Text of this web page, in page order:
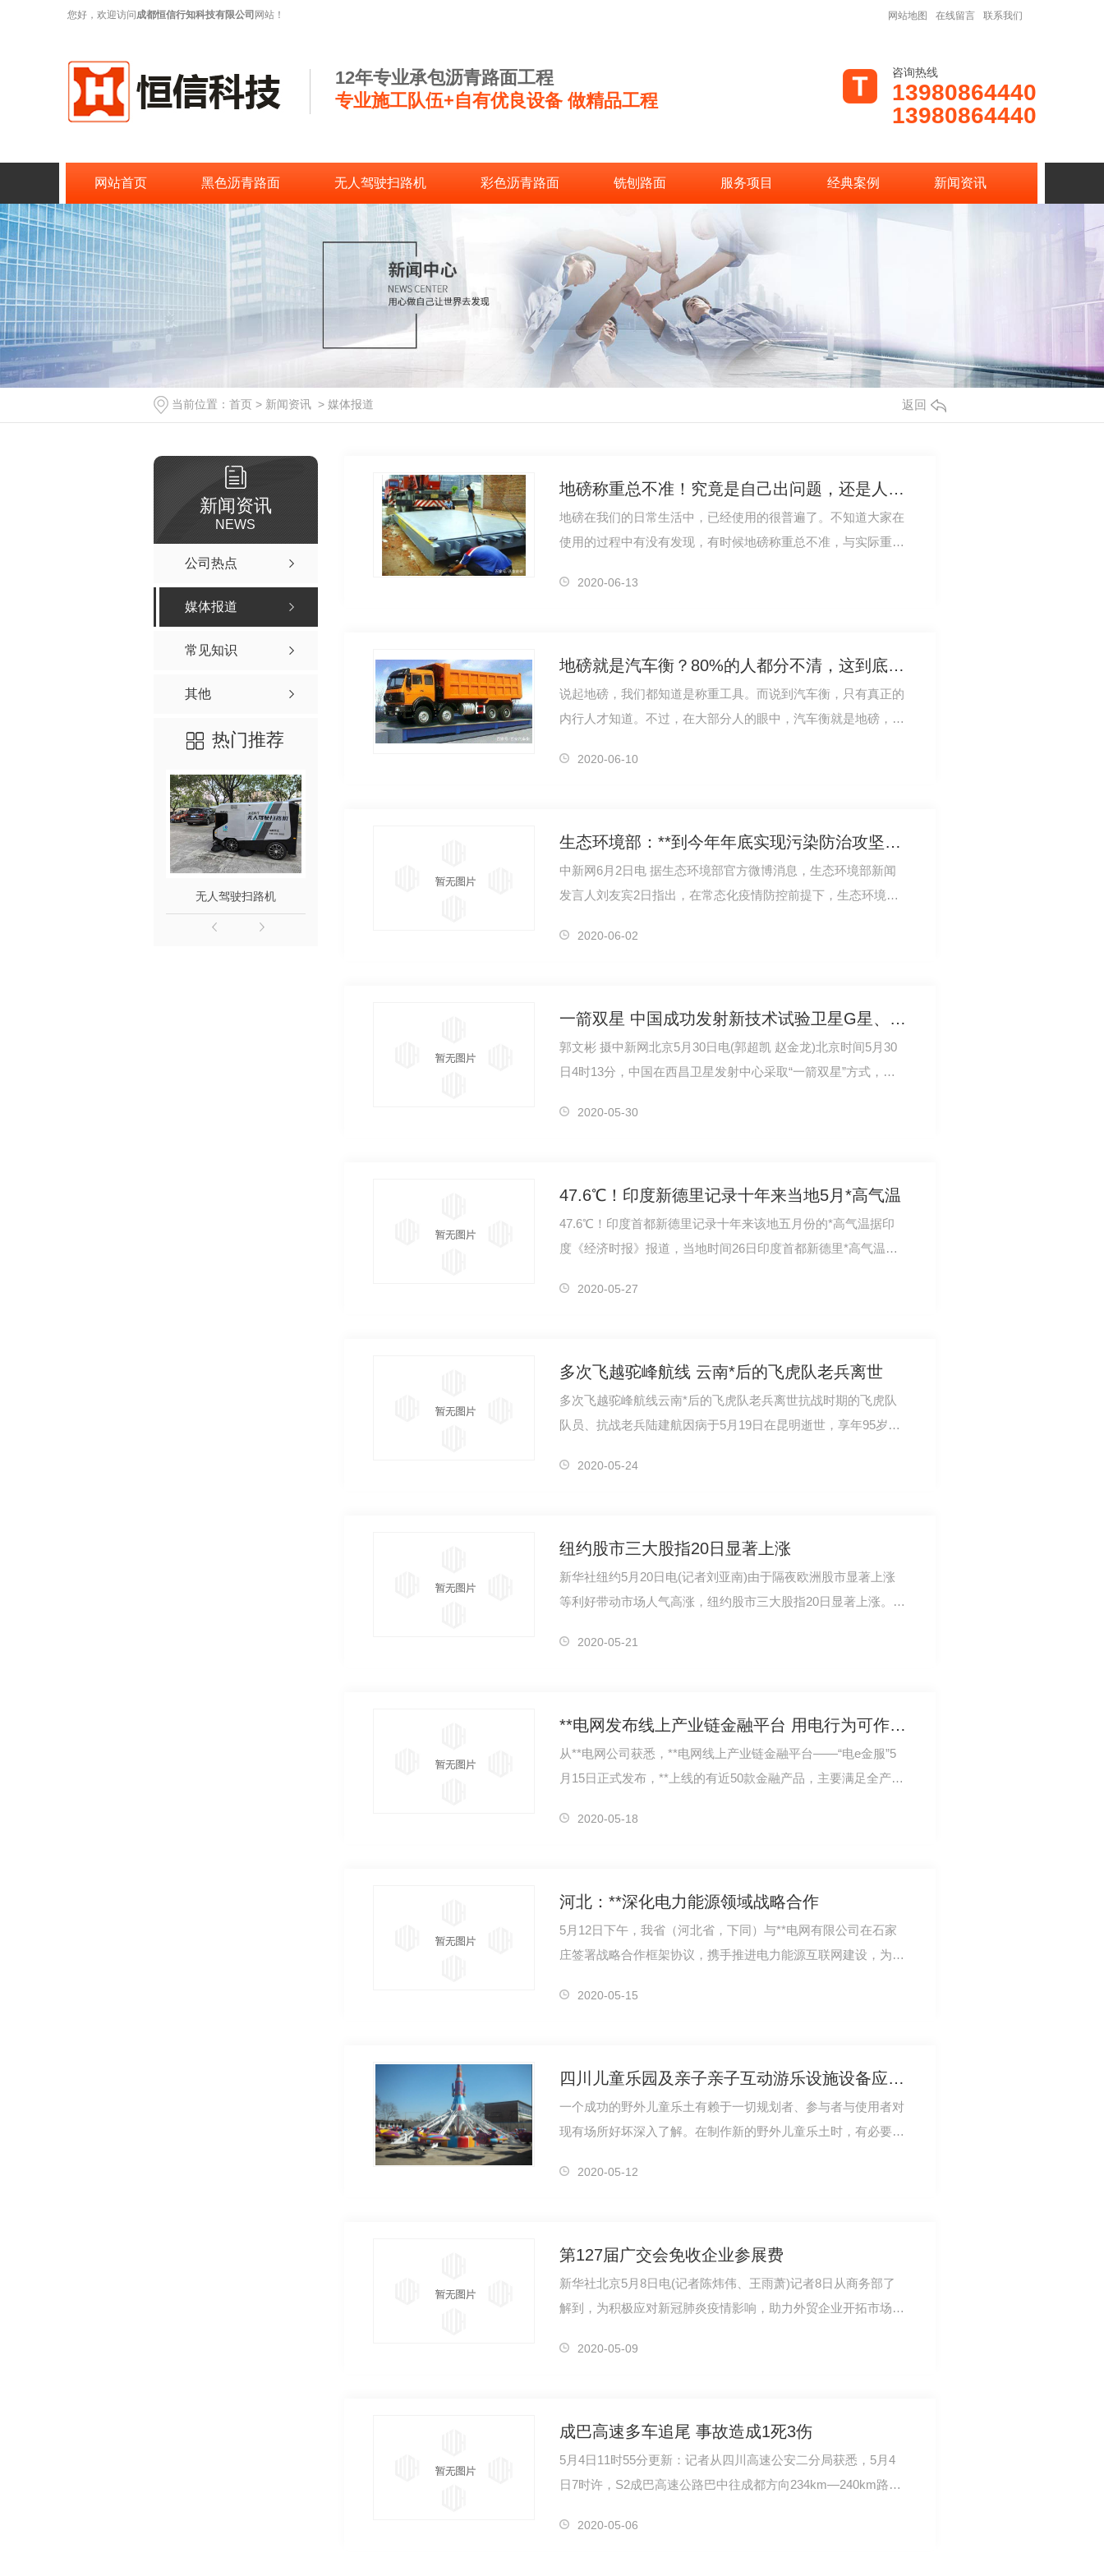
您好，欢迎访问成都恒信行知科技有限公司 网站！ 网站地图 在线留言 联系我们
12年专业承包沥青路面工程
专业施工队伍+自有优良设备 做精品工程
咨询热线
13980864440
13980864440
网站首页 黑色沥青路面 无人驾驶扫路机 彩色沥青路面 铣刨路面 服务项目 经典案例 新闻资讯
联系恒信
当前位置： 首页 > 新闻资讯 > 媒体报道 返回
新闻资讯
NEWS
公司热点
媒体报道
常见知识
其他
热门推荐
无人驾驶扫路机 成都市中草药研究所 成都铣刨路面
地磅称重总不准！究竟是自己出问题，还是人为干扰？
地磅在我们的日常生活中，已经使用的很普遍了。不知道大家在
使用的过程中有没有发现，有时候地磅称重总不准，与实际重量
2020-06-13
地磅就是汽车衡？80%的人都分不清，这到底是为什么？
说起地磅，我们都知道是称重工具。而说到汽车衡，只有真正的
内行人才知道。不过，在大部分人的眼中，汽车衡就是地磅，地
2020-06-10
生态环境部：**到今年年底实现污染防治攻坚战阶段性目标
中新网6月2日电 据生态环境部官方微博消息，生态环境部新闻
发言人刘友宾2日指出，在常态化疫情防控前提下，生态环境部
2020-06-02
一箭双星 中国成功发射新技术试验卫星G星、H星
郭文彬 摄中新网北京5月30日电(郭超凯 赵金龙)北京时间5月30
日4时13分，中国在西昌卫星发射中心采取“一箭双星”方式，用
2020-05-30
47.6℃！印度新德里记录十年来当地5月*高气温
47.6℃！印度首都新德里记录十年来该地五月份的*高气温据印
度《经济时报》报道，当地时间26日印度首都新德里*高气温达
2020-05-27
多次飞越驼峰航线 云南*后的飞虎队老兵离世
多次飞越驼峰航线云南*后的飞虎队老兵离世抗战时期的飞虎队
队员、抗战老兵陆建航因病于5月19日在昆明逝世，享年95岁。
2020-05-24
纽约股市三大股指20日显著上涨
新华社纽约5月20日电(记者刘亚南)由于隔夜欧洲股市显著上涨
等利好带动市场人气高涨，纽约股市三大股指20日显著上涨。截
2020-05-21
**电网发布线上产业链金融平台 用电行为可作增信
从**电网公司获悉，**电网线上产业链金融平台——“电e金服”5
月15日正式发布，**上线的有近50款金融产品，主要满足全产业
2020-05-18
河北：**深化电力能源领域战略合作
5月12日下午，我省（河北省，下同）与**电网有限公司在石家
庄签署战略合作框架协议，携手推进电力能源互联网建设，为经
2020-05-15
四川儿童乐园及亲子亲子互动游乐设施设备应该设计应该留意的要点分析
一个成功的野外儿童乐土有赖于一切规划者、参与者与使用者对
现有场所好坏深入了解。在制作新的野外儿童乐土时，有必要了
2020-05-12
第127届广交会免收企业参展费
新华社北京5月8日电(记者陈炜伟、王雨萧)记者8日从商务部了
解到，为积极应对新冠肺炎疫情影响，助力外贸企业开拓市场、
2020-05-09
成巴高速多车追尾 事故造成1死3伤
5月4日11时55分更新：记者从四川高速公安二分局获悉，5月4
日7时许，S2成巴高速公路巴中往成都方向234km—240km路段
2020-05-06